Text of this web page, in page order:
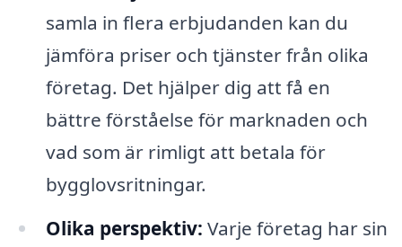
samla in flera erbjudanden kan du
jämföra priser och tjänster från olika
företag. Det hjälper dig att få en
bättre förståelse för marknaden och
vad som är rimligt att betala för
bygglovsritningar.
Olika perspektiv: Varje företag har sin